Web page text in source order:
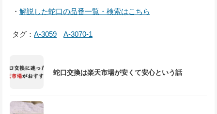
・ 解説した蛇口の品番一覧・検索はこちら
タグ： A-3059 A-3070-1
蛇口交換は楽天市場が安くて安心という話